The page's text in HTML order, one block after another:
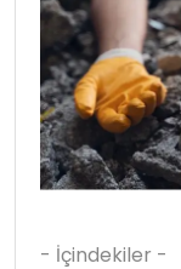
- İçindekiler -